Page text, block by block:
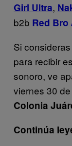
Girl Ultra,
b2b Red Bro
Si
para recibir
sonoro, ve
viernes 30
Colonia
Continúa